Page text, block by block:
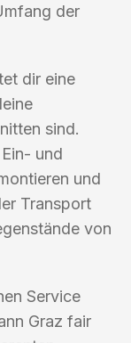
der
dir eine
sind.
und
und
Transport
von
Service
Graz fair